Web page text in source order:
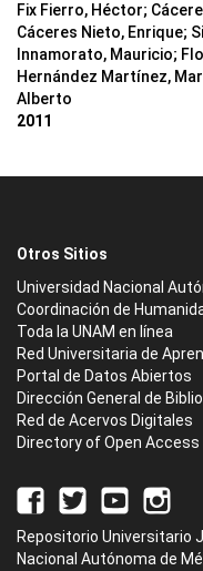
Fix Fierro, Héctor;
Cáceres Nieto, Enrique;
Innamorato, Mauricio;
Hernández Martínez,
Alberto
2011
Otros Sitios
Universidad Nacional
Coordinación de
Toda la UNAM en línea
Red Universitaria de
Portal de Datos Abiertos
Dirección General de
Red de Acervos Digitales
Directory of Open
Repositorio Universitario
Nacional Autónoma de